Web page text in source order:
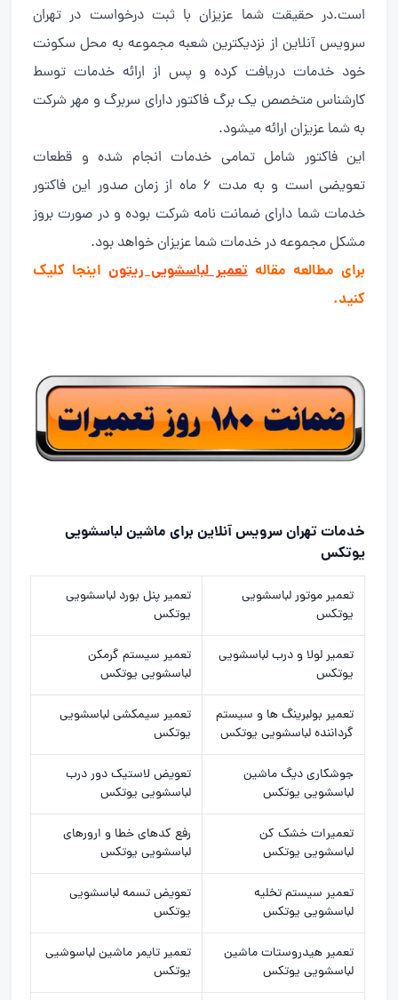
است.در حقیقت شما عزیزان با ثبت درخواست در تهران
سرویس آنلاین از نزدیکترین شعبه مجموعه به محل سکونت
خود خدمات دریافت کرده و پس از ارائه خدمات توسط
کارشناس متخصص یک برگ فاکتور دارای سربرگ و مهر شرکت
به شما عزیزان ارائه میشود.
این فاکتور شامل تمامی خدمات انجام شده و قطعات
تعویضی است و به مدت ۶ ماه از زمان صدور این فاکتور
خدمات شما دارای ضمانت نامه شرکت بوده و در صورت بروز
مشکل مجموعه در خدمات شما عزیزان خواهد بود.
برای مطالعه مقاله تعمیر لباسشویی ریتون اینجا کلیک
کنید.
خدمات تهران سرویس آنلاین برای ماشین لباسشویی
یوتکس
تعمیر موتور لباسشویی
یوتکس
تعمیر پنل بورد لباسشویی
یوتکس
تعمیر لولا و درب لباسشویی
یوتکس
تعمیر سیستم گرمکن
لباسشویی یوتکس
تعمیر بولبرینگ ها و سیستم
گرداننده لباسشویی یوتکس
تعمیر سیمکشی لباسشویی
یوتکس
جوشکاری دیگ ماشین
لباسشویی یوتکس
تعویض لاستیک دور درب
لباسشویی یوتکس
تعمیرات خشک کن
لباسشویی یوتکس
رفع کدهای خطا و ارورهای
لباسشویی یوتکس
تعمیر سیستم تخلیه
لباسشویی یوتکس
تعویض تسمه لباسشویی
یوتکس
تعمیر هیدروستات ماشین
لباسشویی یوتکس
تعمیر تایمر ماشین لباسوشیی
یوتکس